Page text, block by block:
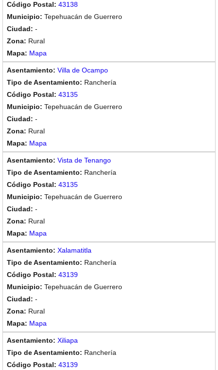
43138
Tepehuacán de Guerrero
-
Rural
Mapa
Villa de Ocampo
Ranchería
43135
Tepehuacán de Guerrero
-
Rural
Mapa
Vista de Tenango
Ranchería
43135
Tepehuacán de Guerrero
-
Rural
Mapa
Xalamatitla
Ranchería
43139
Tepehuacán de Guerrero
-
Rural
Mapa
Xiliapa
Ranchería
43139